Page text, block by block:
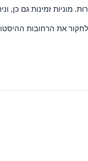
זמינות גם כן,
את הרחובות